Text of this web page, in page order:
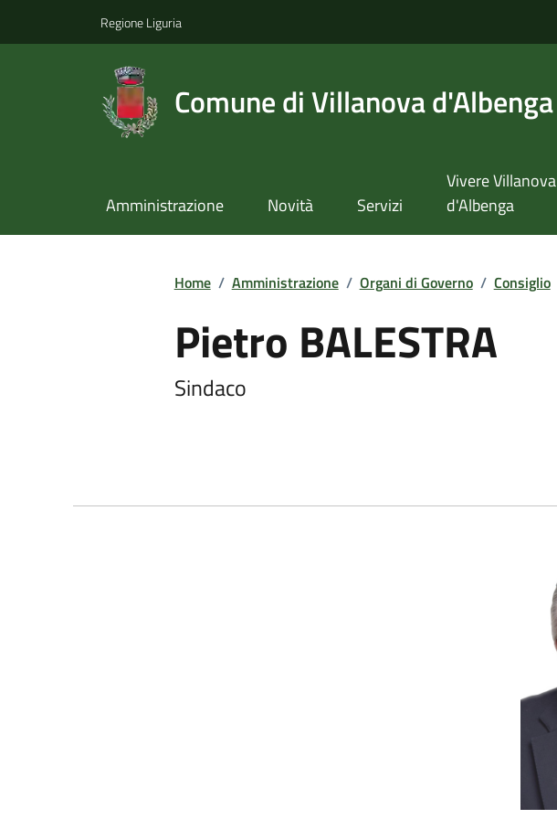
Regione Liguria
Comune di Villanova d'Albenga
Amministrazione Novità Servizi
Vivere Villanova
d'Albenga
Home / Amministrazione / Organi di Governo / Consiglio
Pietro BALESTRA
Sindaco